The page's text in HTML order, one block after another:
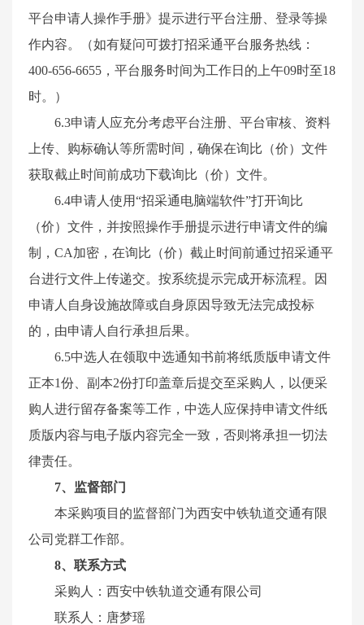
平台申请人 操作手册》 提示进行平台注册、登录等操
作内容。（如有疑问可拨打招采通平台服务热线：
400-656-6655，平台服务时间为工作日的上午09时至18
时。）
6.3申请 人应充分考虑平台注册、平台审核、资料
上传、购标确认等所需时间，确保在询比（价） 文件
获取截止时间前成功下载询比（价） 文件。
6.4申请 人使用“招采通电脑端软件”打开询比
（价） 文件，并按照操作手册提示进行申请文件的编
制， CA加密，在询比（价） 截止时间前通过招采通平
台进行文件上传递交。按系统提示完成开标流程。因
申请 人自身设施故障或自身原因导致无法完成投标
的，由申请 人自行承担后果。
6.5中选 人在领取中选通知书前将纸质版申请文件
正本1份、副本2份打印盖章后提交至采购人 ，以便采
购 人进行留存备案等工作，中选 人应保持申请文件纸
质版内容与电子版内容完全一致，否则将承担一切法
律责任。
7、监督部门
本采购项目的监督部门为西安中铁轨道交通有限
公司党群工作部。
8、联系方式
采购 人：西安中铁轨道交通有限公司
联系人： 唐梦瑶